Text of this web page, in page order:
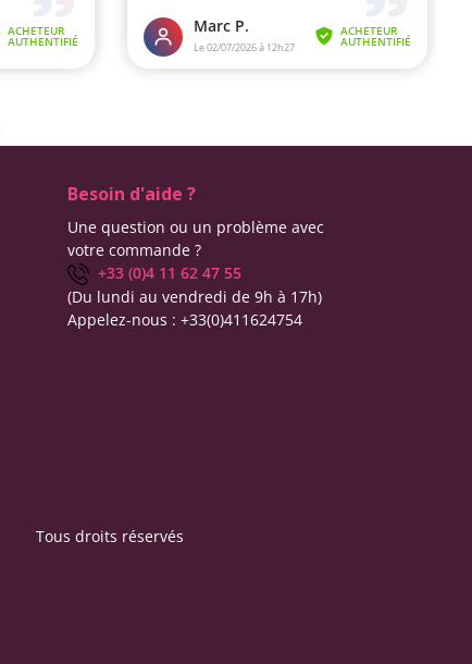
Besoin d'aide ?
Une question ou un problème avec
votre commande ?
+33 (0)4 11 62 47 55
(Du lundi au vendredi de 9h à 17h)
Appelez-nous : +33(0)411624754
Tous droits réservés